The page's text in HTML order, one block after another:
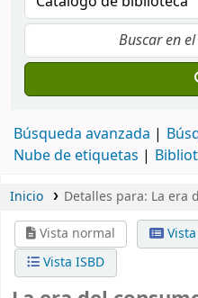
Búsqueda avanzada
Nube de etiquetas
Inicio Detalles para: La era
Vista normal
Vista
Vista ISBD